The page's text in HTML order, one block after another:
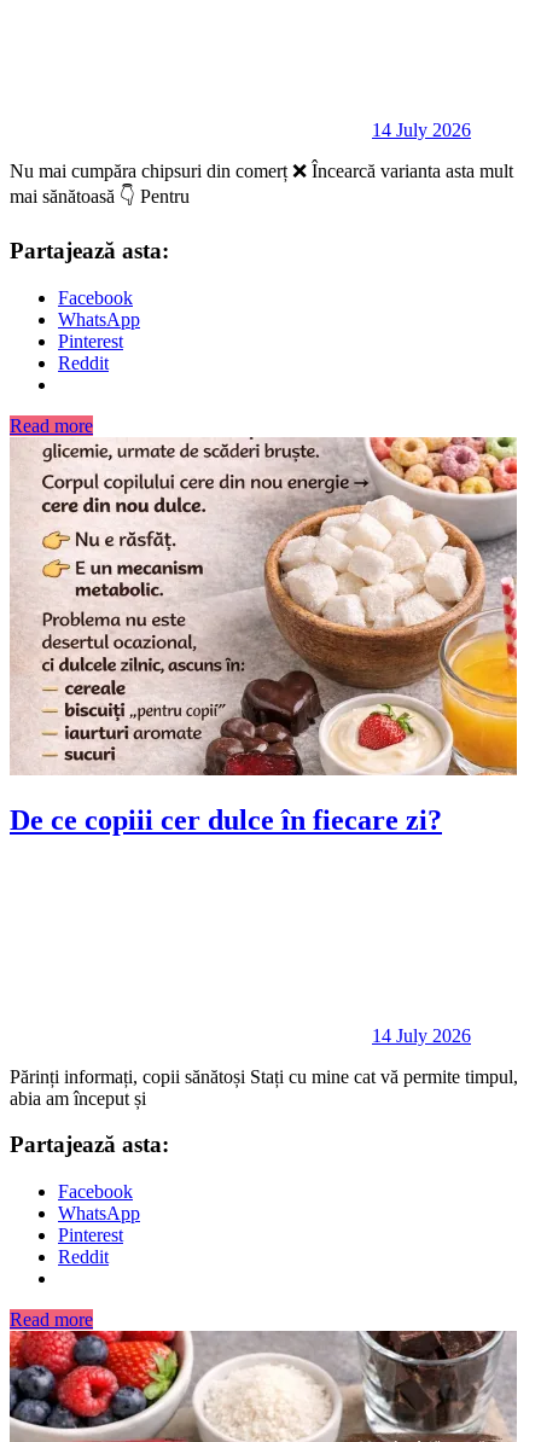
14 July 2026
Nu mai cumpăra chipsuri din comerț ❌ Încearcă varianta asta mult
mai sănătoasă 👇 Pentru
Partajează asta:
Facebook
WhatsApp
Pinterest
Reddit
Read more
De ce copiii cer dulce în fiecare zi?
14 July 2026
Părinți informați, copii sănătoși Stați cu mine cat vă permite timpul,
abia am început și
Partajează asta:
Facebook
WhatsApp
Pinterest
Reddit
Read more